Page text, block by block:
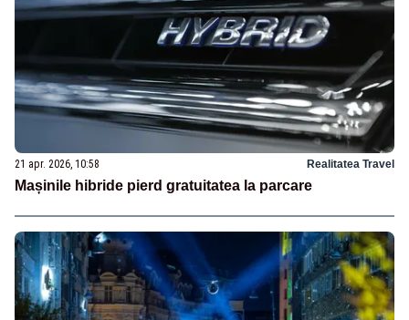
21 apr. 2026, 10:58 Realitatea Travel
Mașinile hibride pierd gratuitatea la parcare